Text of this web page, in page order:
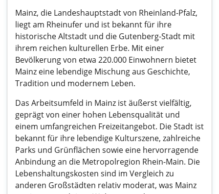
Mainz, die Landeshauptstadt von Rheinland-Pfalz,
liegt am Rheinufer und ist bekannt für ihre
historische Altstadt und die Gutenberg-Stadt mit
ihrem reichen kulturellen Erbe. Mit einer
Bevölkerung von etwa 220.000 Einwohnern bietet
Mainz eine lebendige Mischung aus Geschichte,
Tradition und modernem Leben.
Das Arbeitsumfeld in Mainz ist äußerst vielfältig,
geprägt von einer hohen Lebensqualität und
einem umfangreichen Freizeitangebot. Die Stadt ist
bekannt für ihre lebendige Kulturszene, zahlreiche
Parks und Grünflächen sowie eine hervorragende
Anbindung an die Metropolregion Rhein-Main. Die
Lebenshaltungskosten sind im Vergleich zu
anderen Großstädten relativ moderat, was Mainz